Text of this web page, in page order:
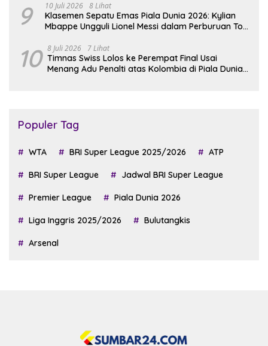
9 10 Juli 2026 8 Lihat
Klasemen Sepatu Emas Piala Dunia 2026: Kylian
Mbappe Ungguli Lionel Messi dalam Perburuan Top
10 8 Juli 2026 7 Lihat
Timnas Swiss Lolos ke Perempat Final Usai
Menang Adu Penalti atas Kolombia di Piala Dunia
Populer Tag
WTA BRI Super League 2025/2026 ATP
BRI Super League Jadwal BRI Super League
Premier League Piala Dunia 2026
Liga Inggris 2025/2026 Bulutangkis
Arsenal